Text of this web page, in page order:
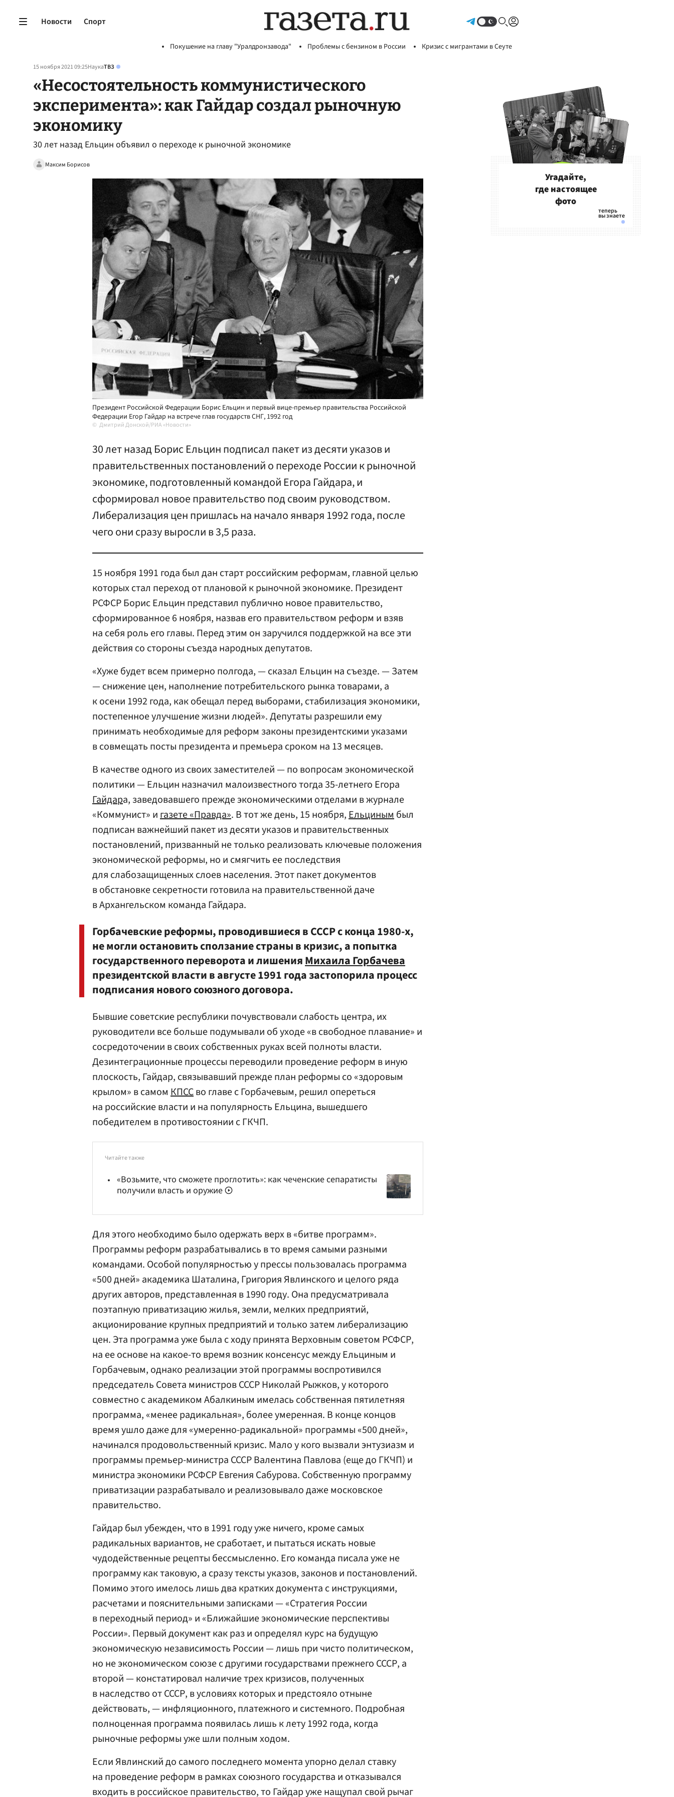
Новости Спорт
Покушение на главу "Уралдронзавода" Проблемы с бензином в России Кризис с мигрантами в Сеуте
15 ноября 2021 09:25НаукаТВЗ
«Несостоятельность коммунистического
эксперимента»: как Гайдар создал рыночную
экономику
30 лет назад Ельцин объявил о переходе к рыночной экономике
Максим Борисов
Президент Российской Федерации Борис Ельцин и первый вице-премьер правительства Российской
Федерации Егор Гайдар на встрече глав государств СНГ, 1992 год
Дмитрий Донской/РИА «Новости»
30 лет назад Борис Ельцин подписал пакет из десяти указов и
правительственных постановлений о переходе России к рыночной
экономике, подготовленный командой Егора Гайдара, и
сформировал новое правительство под своим руководством.
Либерализация цен пришлась на начало января 1992 года, после
чего они сразу выросли в 3,5 раза.
15 ноября 1991 года был дан старт российским реформам, главной целью
которых стал переход от плановой к рыночной экономике. Президент
РСФСР Борис Ельцин представил публично новое правительство,
сформированное 6 ноября, назвав его правительством реформ и взяв
на себя роль его главы. Перед этим он заручился поддержкой на все эти
действия со стороны съезда народных депутатов.
«Хуже будет всем примерно полгода, — сказал Ельцин на съезде. — Затем
— снижение цен, наполнение потребительского рынка товарами, а
к осени 1992 года, как обещал перед выборами, стабилизация экономики,
постепенное улучшение жизни людей». Депутаты разрешили ему
принимать необходимые для реформ законы президентскими указами
в совмещать посты президента и премьера сроком на 13 месяцев.
В качестве одного из своих заместителей — по вопросам экономической
политики — Ельцин назначил малоизвестного тогда 35-летнего Егора
Гайдара, заведовавшего прежде экономическими отделами в журнале
«Коммунист» игазете «Правда». В тот же день, 15 ноября,Ельцинымбыл
подписан важнейший пакет из десяти указов и правительственных
постановлений, призванный не только реализовать ключевые положения
экономической реформы, но и смягчить ее последствия
для слабозащищенных слоев населения. Этот пакет документов
в обстановке секретности готовила на правительственной даче
в Архангельском команда Гайдара.
Горбачевские реформы, проводившиеся в СССР с конца 1980-х,
не могли остановить сползание страны в кризис, а попытка
государственного переворота и лишенияМихаила Горбачева
президентской власти в августе 1991 года застопорила процесс
подписания нового союзного договора.
Бывшие советские республики почувствовали слабость центра, их
руководители все больше подумывали об уходе «в свободное плавание» и
сосредоточении в своих собственных руках всей полноты власти.
Дезинтеграционные процессы переводили проведение реформ в иную
плоскость, Гайдар, связывавший прежде план реформы со «здоровым
крылом» в самом КПССво главе с Горбачевым, решил опереться
на российские власти и на популярность Ельцина, вышедшего
победителем в противостоянии с ГКЧП.
Читайте также
«Возьмите, что сможете проглотить»: как чеченские сепаратисты
получили власть и оружие
Для этого необходимо было одержать верх в «битве программ».
Программы реформ разрабатывались в то время самыми разными
командами. Особой популярностью у прессы пользовалась программа
«500 дней» академика Шаталина, Григория Явлинского и целого ряда
других авторов, представленная в 1990 году. Она предусматривала
поэтапную приватизацию жилья, земли, мелких предприятий,
акционирование крупных предприятий и только затем либерализацию
цен. Эта программа уже была с ходу принята Верховным советом РСФСР,
на ее основе на какое-то время возник консенсус между Ельциным и
Горбачевым, однако реализации этой программы воспротивился
председатель Совета министров СССРНиколай Рыжков, у которого
совместно с академиком Абалкиным имелась собственная пятилетняя
программа, «менее радикальная», более умеренная. В конце концов
время ушло даже для «умеренно-радикальной» программы «500 дней»,
начинался продовольственный кризис. Мало у кого вызвали энтузиазм и
программы премьер-министра СССРВалентина Павлова (еще до ГКЧП) и
министра экономики РСФСРЕвгения Сабурова. Собственную программу
приватизации разрабатывало и реализовывало дажемосковское
правительство.
Гайдар был убежден, что в 1991 году уже ничего, кроме самых
радикальных вариантов, не сработает, и пытаться искать новые
чудодейственные рецепты бессмысленно. Его команда писала уже не
программу как таковую, а сразу тексты указов, законов и постановлений.
Помимо этого имелось лишь два кратких документа с инструкциями,
расчетами и пояснительными записками — «Стратегия России
в переходный период» и «Ближайшие экономические перспективы
России». Первый документ как раз и определял курс на будущую
экономическую независимость России — лишь при чисто политическом,
но не экономическом союзе с другими государствами прежнего СССР, а
второй — констатировал наличие трех кризисов, полученных
в наследство от СССР, в условиях которых и предстояло отныне
действовать, — инфляционного, платежного и системного. Подробная
полноценная программа появилась лишь к лету 1992 года, когда
рыночные реформы уже шли полным ходом.
Если Явлинский до самого последнего момента упорно делал ставку
на проведение реформ в рамках союзного государства и отказывался
входить в российское правительство, то Гайдар уже нащупал свой рычаг
Угадайте,
где настоящее
фото